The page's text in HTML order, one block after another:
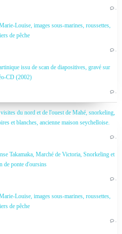
…
Louise, images sous-marines, roussettes,
de pêche
…
issu de scan de diapositives, gravé sur
CD (2002)
…
du nord et de l'ouest de Mahé, snorkeling,
et blanches, ancienne maison seychelloise.
…
Takamaka, Marché de Victoria, Snorkeling et
de ponte d'oursins
…
Louise, images sous-marines, roussettes,
de pêche
…